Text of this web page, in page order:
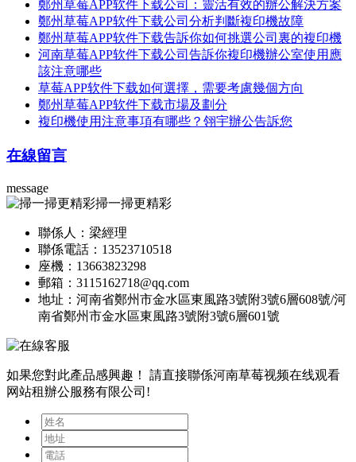
鄭州草莓APP软件下载公司：靈活有效的辦公解決方案
鄭州草莓APP软件下载公司分析判斷複印機故障
鄭州草莓APP软件下载告訴你如何挑選公司裏的複印機
河南草莓APP软件下载公司告訴你複印機辦公室使用應
該注意哪些
草莓APP软件下载如何選擇，需要考慮幾個方向
鄭州草莓APP软件下载市場及劃分
複印機使用注意事項有哪些？翎宇辦公告訴您
在線留言
message
掃一掃更精彩
聯係人：梁經理
聯係電話：13523710518
座機：13663823298
郵箱：3115162718@qq.com
地址：河南省鄭州市金水區東風路3號附3號6層608號/河
南省鄭州市金水區東風路3號附3號6層601號
如果您對此產品感興趣！
請直接聯係河南草莓视频在线观看
网站租辦公服務有限公司!